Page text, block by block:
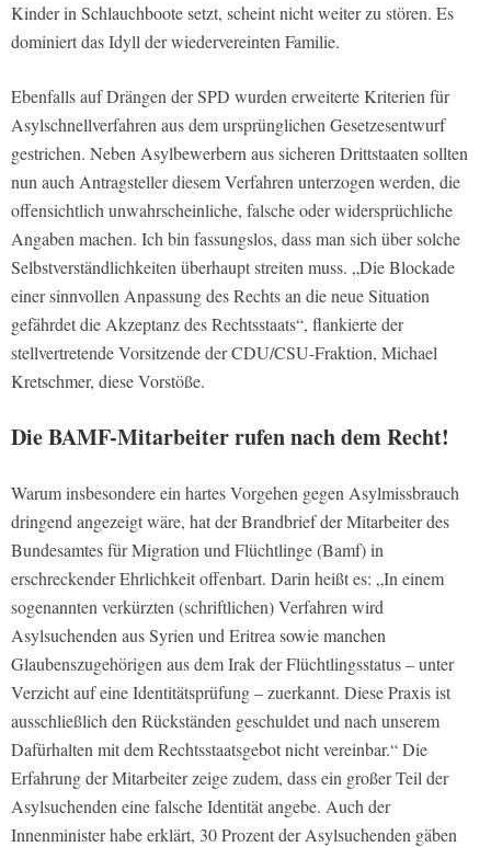
Kinder in Schlauchboote setzt, scheint nicht weiter zu stören. Es
dominiert das Idyll der wiedervereinten Familie.
Ebenfalls auf Drängen der SPD wurden erweiterte Kriterien für
Asylschnellverfahren aus dem ursprünglichen Gesetzesentwurf
gestrichen. Neben Asylbewerbern aus sicheren Drittstaaten sollten
nun auch Antragsteller diesem Verfahren unterzogen werden, die
offensichtlich unwahrscheinliche, falsche oder widersprüchliche
Angaben machen. Ich bin fassungslos, dass man sich über solche
Selbstverständlichkeiten überhaupt streiten muss. „Die Blockade
einer sinnvollen Anpassung des Rechts an die neue Situation
gefährdet die Akzeptanz des Rechtsstaats“, flankierte der
stellvertretende Vorsitzende der CDU/CSU-Fraktion, Michael
Kretschmer, diese Vorstöße.
Die BAMF-Mitarbeiter rufen nach dem Recht!
Warum insbesondere ein hartes Vorgehen gegen Asylmissbrauch
dringend angezeigt wäre, hat der Brandbrief der Mitarbeiter des
Bundesamtes für Migration und Flüchtlinge (Bamf) in
erschreckender Ehrlichkeit offenbart. Darin heißt es: „In einem
sogenannten verkürzten (schriftlichen) Verfahren wird
Asylsuchenden aus Syrien und Eritrea sowie manchen
Glaubenszugehörigen aus dem Irak der Flüchtlingsstatus – unter
Verzicht auf eine Identitätsprüfung – zuerkannt. Diese Praxis ist
ausschließlich den Rückständen geschuldet und nach unserem
Dafürhalten mit dem Rechtsstaatsgebot nicht vereinbar.“ Die
Erfahrung der Mitarbeiter zeige zudem, dass ein großer Teil der
Asylsuchenden eine falsche Identität angebe. Auch der
Innenminister habe erklärt, 30 Prozent der Asylsuchenden gäben